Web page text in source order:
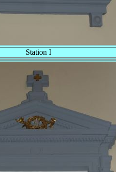
Station I